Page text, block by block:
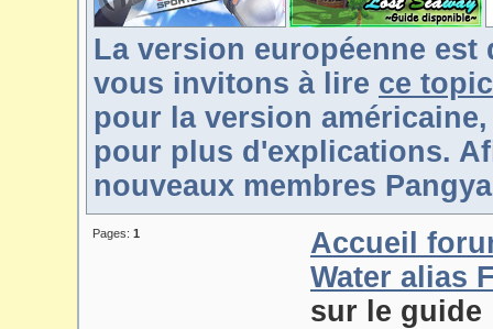
La version européenne
vous invitons à lire ce topic
pour la version
pour plus d'explications.
nouveaux membres
Pages: 1
Accueil
Water alias
sur le guide